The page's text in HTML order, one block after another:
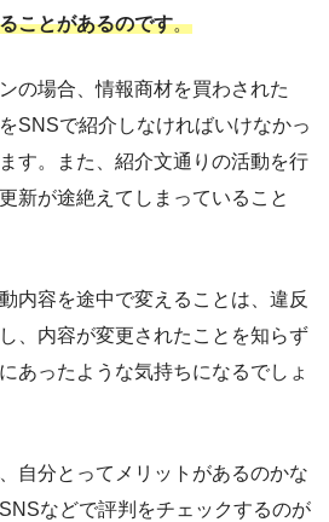
ことがあるのです。
の場合、情報商材を買わされた
SNSで紹介しなければいけなかっ
す。また、紹介文通りの活動を行
新が途絶えてしまっていること
内容を途中で変えることは、違反
、内容が変更されたことを知らず
あったような気持ちになるでしょ
自分とってメリットがあるのかな
などで評判をチェックするのが